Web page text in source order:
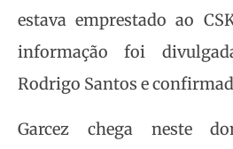
estava emprestado ao
informação foi
Rodrigo Santos e
Garcez chega neste